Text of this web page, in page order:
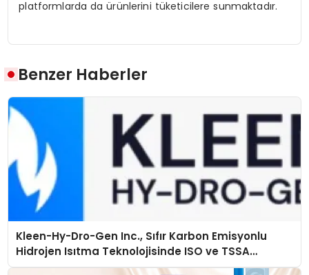
platformlarda da ürünlerini tüketicilere sunmaktadır.
Benzer Haberler
Kleen-Hy-Dro-Gen Inc., Sıfır Karbon Emisyonlu
Hidrojen Isıtma Teknolojisinde ISO ve TSSA
Düzenleyici Onaylarını Aldı